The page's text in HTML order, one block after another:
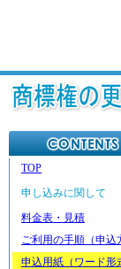
TOP
申し込みに関して
料金表・見積
ご利用の手順（申込
申込用紙（ワード形